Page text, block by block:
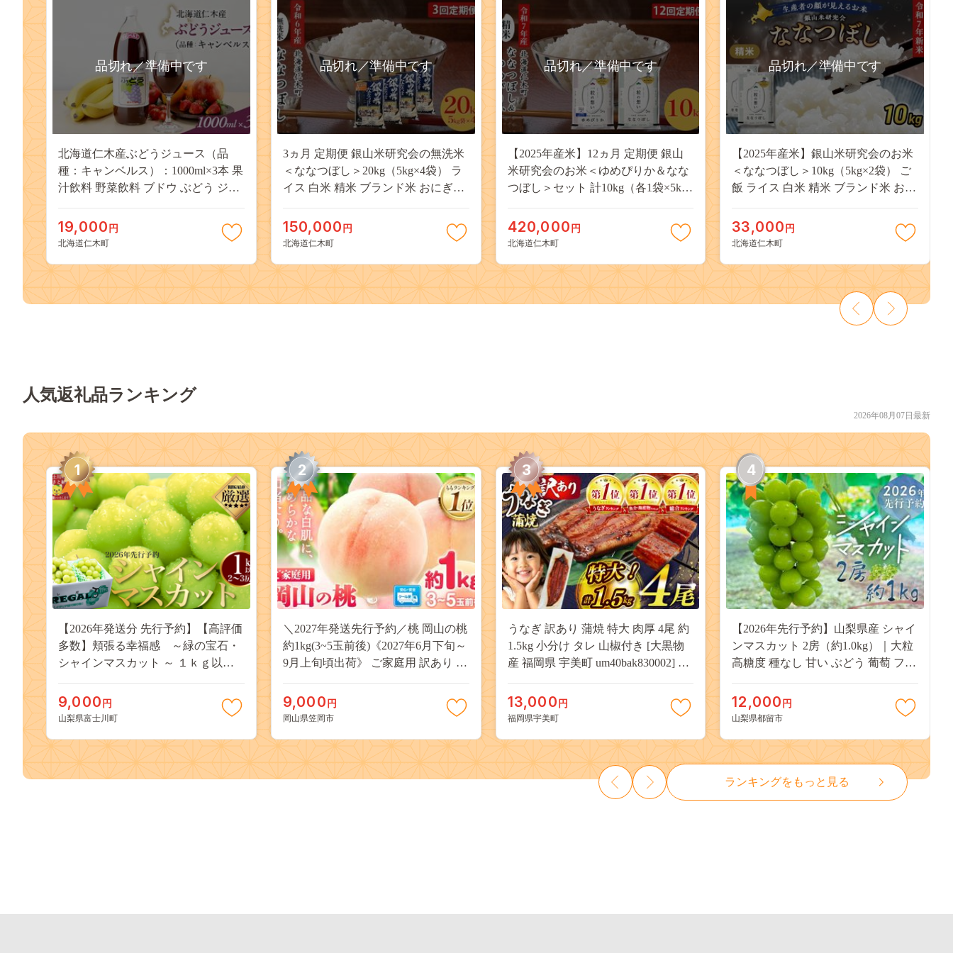
品切れ／準備中です
北海道仁木産ぶどうジュース（品
種：キャンベルス）：1000ml×3本 果
汁飲料 野菜飲料 ブドウ ぶどう ジュ
19,000 円
北海道仁木町
品切れ／準備中です
3ヵ月 定期便 銀山米研究会の無洗米
＜ななつぼし＞20kg（5kg×4袋） ラ
イス 白米 精米 ブランド米 おにぎり
朝ごはん 夜ごはん 昼ごはん [株式会
社 松原米穀]
150,000 円
北海道仁木町
品切れ／準備中です
【2025年産米】12ヵ月 定期便 銀山
米研究会のお米＜ゆめぴりか＆なな
つぼし＞セット 計10kg（各1袋×5kg
ド米 おにぎり 弁当 北海道産 産地直
送 時短 [株式会社 松原米穀]
420,000 円
北海道仁木町
品切れ／準備中です
【2025年産米】銀山米研究会のお米
＜ななつぼし＞10kg（5kg×2袋） ご
飯 ライス 白米 精米 ブランド米 おに
ご飯 朝ごはん 昼ごはん 夜ごはん [株
式会社 松原米穀]
33,000 円
北海道仁木町
人気返礼品ランキング
2026年08月07日最新
1
【2026年発送分 先行予約】【高評価
多数】頬張る幸福感 ～緑の宝石・
シャインマスカット ～ １ｋｇ以上
物 くだもの シャイン マスカット ぶ
どう ブドウ 葡萄 大粒 種なし 先行予
九千円
9,000 円
山梨県富士川町
2
＼2027年発送先行予約／桃 岡山の桃
約1kg(3~5玉前後)《2027年6月下旬～
9月上旬頃出荷》 ご家庭用 訳あり 白
果物 デザート 旬 モモ もも 先行予約
送料無料 果物 岡山県 笠岡市 清水白
kasaoka_zsy_419_100---
9,000 円
岡山県笠岡市
3
うなぎ 訳あり 蒲焼 特大 肉厚 4尾 約
1.5kg 小分け タレ 山椒付き [大黒物
産 福岡県 宇美町 um40bak830002] 不
うなぎ蒲焼 鰻蒲焼き 蒲焼き かば焼
き 真空パック 個包装 冷凍 13000
13,000 円
福岡県宇美町
4
【2026年先行予約】山梨県産 シャイ
ンマスカット 2房（約1.0kg）｜大粒
高糖度 種なし 甘い ぶどう 葡萄 フル
JX003
12,000 円
山梨県都留市
ランキングをもっと見る